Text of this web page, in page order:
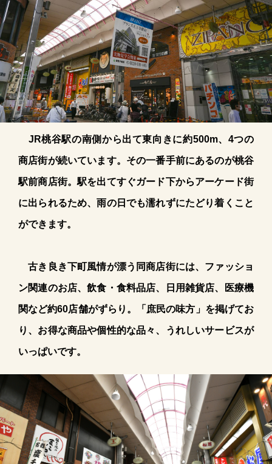
JR桃谷駅の南側から出て東向きに約500m、4つの
商店街が続いています。その一番手前にあるのが桃谷
駅前商店街。駅を出てすぐガード下からアーケード街
に出られるため、雨の日でも濡れずにたどり着くこと
ができます。
古き良き下町風情が漂う同商店街には、ファッショ
ン関連のお店、飲食・食料品店、日用雑貨店、医療機
関など約60店舗がずらり。「庶民の味方」を掲げてお
り、お得な商品や個性的な品々、うれしいサービスが
いっぱいです。